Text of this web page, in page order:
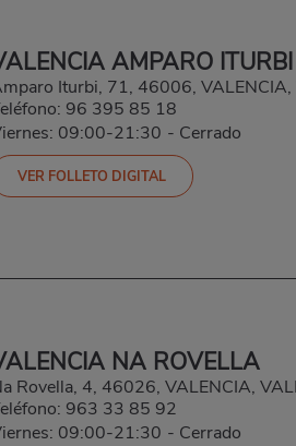
AMPARO ITURBI
Iturbi, 71, 46006, VALENCIA,
96 395 85 18
09:00-21:30 - Cerrado
VER FOLLETO DIGITAL
NA ROVELLA
Rovella, 4, 46026, VALENCIA,
963 33 85 92
09:00-21:30 - Cerrado